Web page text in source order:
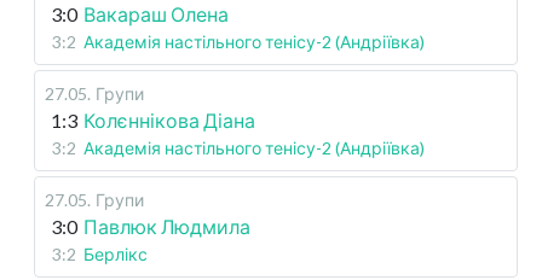
3:0 Вакараш Олена
3:2 Академія настільного тенісу-2 (Андріївка)
27.05. Групи
1:3 Колєннікова Діана
3:2 Академія настільного тенісу-2 (Андріївка)
27.05. Групи
3:0 Павлюк Людмила
3:2 Берлікс